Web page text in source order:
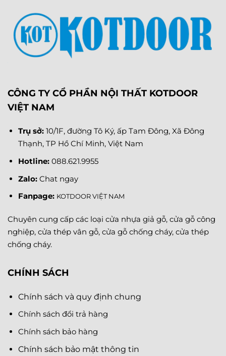
CÔNG TY CỔ PHẦN NỘI THẤT KOTDOOR
VIỆT NAM
Trụ sở: 10/1F, đường Tô Ký, ấp Tam Đông, Xã Đông
Thạnh, TP Hồ Chí Minh, Việt Nam
Hotline: 088.621.9955
Zalo: Chat ngay
Fanpage: KOTDOOR VIỆT NAM
Chuyên cung cấp các loại cửa nhựa giả gỗ, cửa gỗ công
nghiệp, cửa thép vân gỗ, cửa gỗ chống cháy, cửa thép
chống cháy.
CHÍNH SÁCH
Chính sách và quy định chung
Chính sách đổi trả hàng
Chính sách bảo hàng
Chính sách bảo mật thông tin